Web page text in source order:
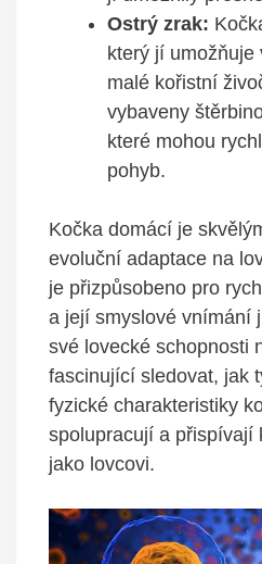
Ostrý zrak:
který jí umožňuje
malé kořistní
vybaveny
které mohou
pohyb.
Kočka domácí je
evoluční adaptace na
je přizpůsobeno pro
a její smyslové vnímání
své lovecké schopnosti
fascinující sledovat, jak
fyzické charakteristiky
spolupracují a přispívají
jako lovcovi.